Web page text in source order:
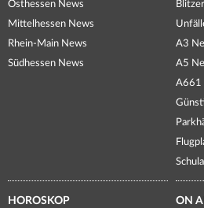
Osthessen News
Mittelhessen News
Rhein-Main News
Südhessen News
A3
A5
A661
HOROSKOP ON